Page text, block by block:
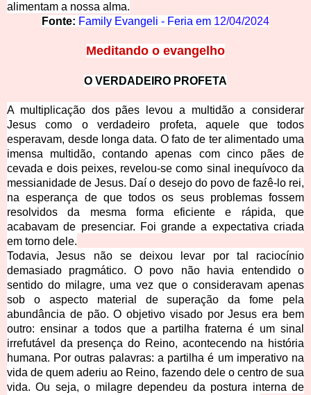
alimentam a nossa alma.
Fonte: Family Evangeli - Feria em 12/04/2024
Meditando o evangelho
O VERDADEIRO PROFETA
A multiplicação dos pães levou a multidão a considerar
Jesus como o verdadeiro profeta, aquele que todos
esperavam, desde longa data. O fato de ter alimentado uma
imensa multidão, contando apenas com cinco pães de
cevada e dois peixes, revelou-se como sinal inequívoco da
messianidade de Jesus. Daí o desejo do povo de fazê-lo rei,
na esperança de que todos os seus problemas fossem
resolvidos da mesma forma eficiente e rápida, que
acabavam de presenciar. Foi grande a expectativa criada
em torno dele.
Todavia, Jesus não se deixou levar por tal raciocínio
demasiado pragmático. O povo não havia entendido o
sentido do milagre, uma vez que o consideravam apenas
sob o aspecto material de superação da fome pela
abundância de pão. O objetivo visado por Jesus era bem
outro: ensinar a todos que a partilha fraterna é um sinal
irrefutável da presença do Reino, acontecendo na história
humana. Por outras palavras: a partilha é um imperativo na
vida de quem aderiu ao Reino, fazendo dele o centro de sua
vida. Ou seja, o milagre dependeu da postura interna de